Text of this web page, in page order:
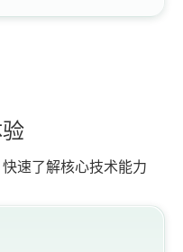
速了解核心技术能力